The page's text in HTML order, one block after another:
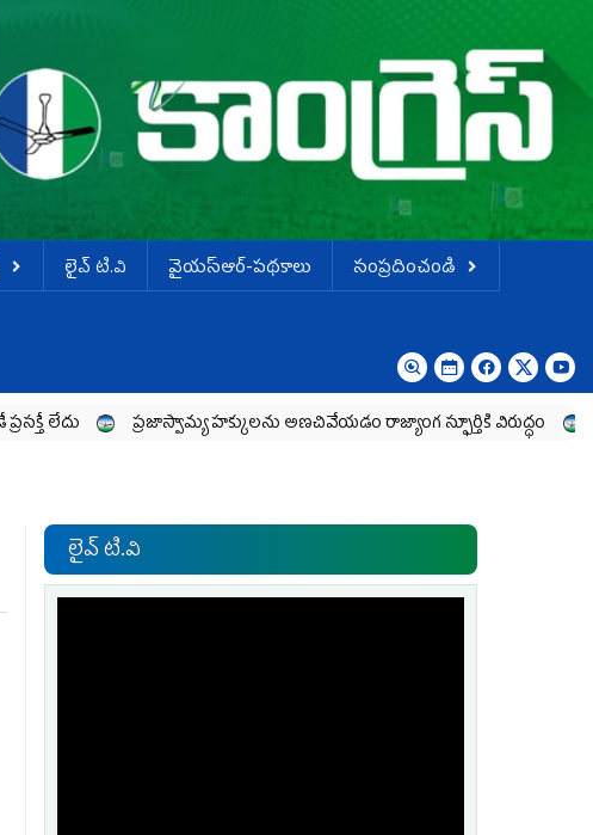
లైవ్ టి.వి వైయస్ఆర్-పథకాలు
సంప్రదించండి
ప్రజాస్వామ్య హక్కులను అణచివేయడం రాజ్యాంగ స్ఫూర్తికి విరుద్ధం భారతి
లైవ్ టి.వి